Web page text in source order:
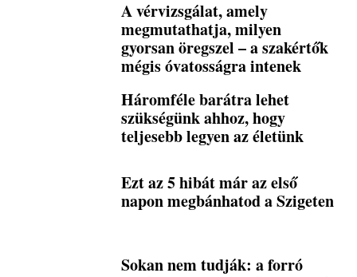
A vérvizsgálat, amely
megmutathatja, milyen
gyorsan öregszel – a szakértők
mégis óvatosságra intenek
Háromféle barátra lehet
szükségünk ahhoz, hogy
teljesebb legyen az életünk
Ezt az 5 hibát már az első
napon megbánhatod a Szigeten
Sokan nem tudják: a forró